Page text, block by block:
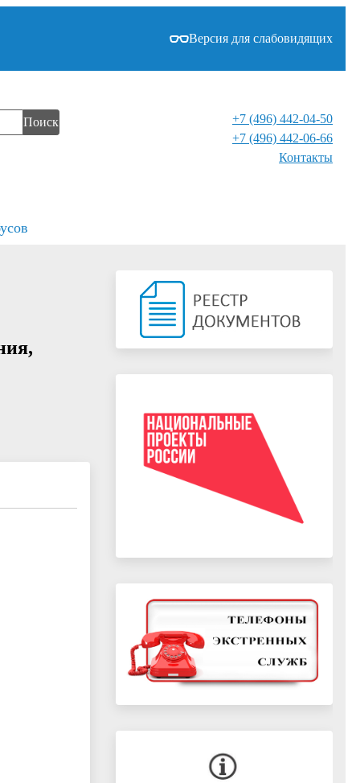
Версия для слабовидящих
Поиск
+7 (496) 442-04-50
+7 (496) 442-06-66
Контакты⁠